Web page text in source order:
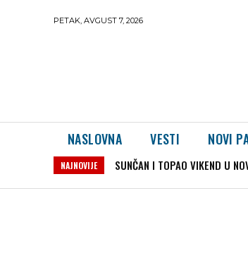
PETAK, AVGUST 7, 2026
NASLOVNA VESTI NOVI
NAJNOVIJE DEČAK NESTAO NA
SUNČAN I TOPAO VIKEND U